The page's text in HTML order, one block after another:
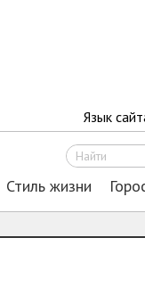
Язык
Стиль жизни